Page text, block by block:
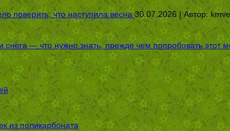
поверить, что наступила весна 30.07.2026 | Автор:
— что нужно знать, прежде чем попробовать этот
из поликарбоната